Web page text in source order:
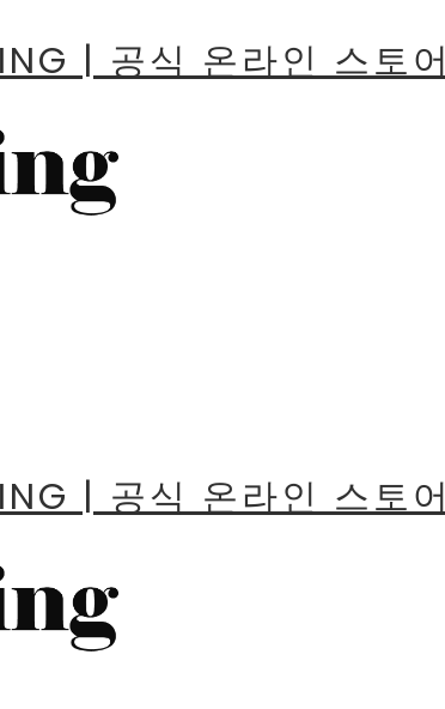
| 공식 온라인 스토어
| 공식 온라인 스토어